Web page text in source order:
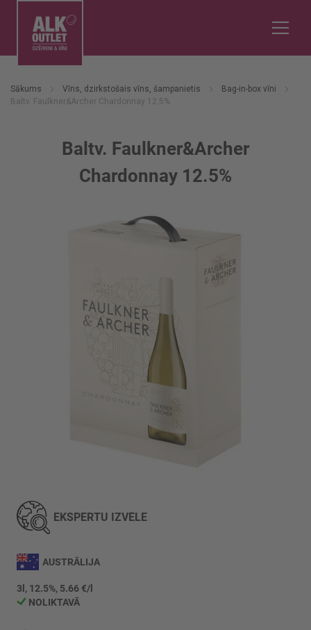
Sākums Vīns, dzirkstošais vīns, šampanietis
Bag-in-box vīni
Baltv. Faulkner&Archer Chardonnay 12.5%
Baltv. Faulkner&Archer
Chardonnay 12.5%
uz
galerijas
sākumu
EKSPERTU IZVĒLE
AUSTRĀLIJA
3l, 12.5%, 5.66 €/l
NOLIKTAVĀ